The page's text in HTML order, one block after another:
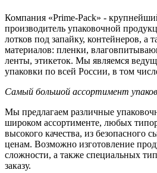
Компания «Prime-Pack» -
производитель упаковочной
лотков под запайку, контейнеров, а
материалов: пленки,
ленты, этикеток. Мы являемся
упаковки по всей России, в том
Самый большой ассортимент
Мы предлагаем различные
широком ассортименте, любых
высокого качества, из безопасного
ценам. Возможно изготовление
сложности, а также специальных
заказу.